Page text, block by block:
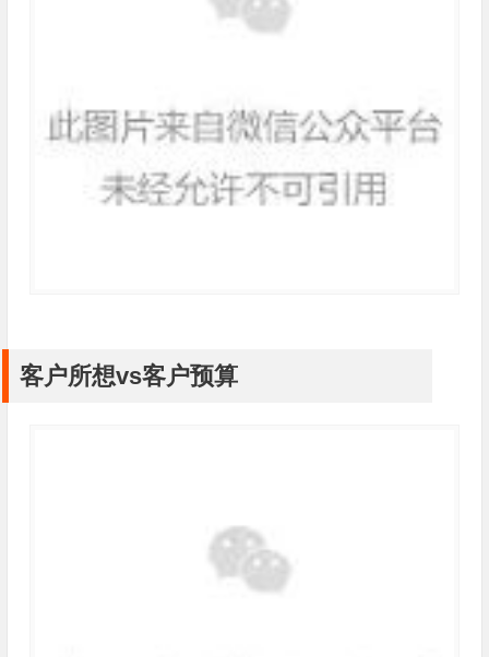
客户所想vs客户预算